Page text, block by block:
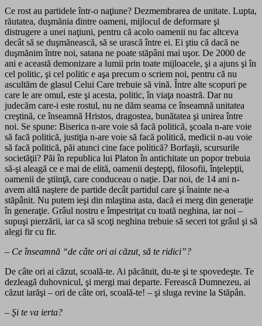
Ce rost au partidele într-o naţiune? Dezmembrarea de unitate. Lupta,
răutatea, duşmănia dintre oameni, mijlocul de deformare şi
distrugere a unei naţiuni, pentru că acolo oamenii nu fac altceva
decât să se duşmănească, să se urască între ei. Ei ştiu că dacă ne
duşmănim între noi, satana ne poate stăpâni mai uşor. De 2000 de
ani e această demonizare a lumii prin toate mijloacele, şi a ajuns şi în
cel politic, şi cel politic e aşa precum o scriem noi, pentru că nu
ascultăm de glasul Celui Care trebuie să vină. Între alte scopuri pe
care le are omul, este şi acesta, politic, în viaţa noastră. Dar nu
judecăm care-i este rostul, nu ne dăm seama ce înseamnă unitatea
creştină, ce înseamnă Hristos, dragostea, bunătatea şi unirea între
noi. Se spune: Biserica n-are voie să facă politică, şcoala n-are voie
să facă politică, justiţia n-are voie să facă politică, medicii n-au voie
să facă politică, păi atunci cine face politică? Borfaşii, scursurile
societăţii? Păi în republica lui Platon în antichitate un popor trebuia
să-şi aleagă ce e mai de elită, oamenii deştepţi, filosofii, înţelepţii,
oamenii de ştiinţă, care conduceau o naţie. Dar noi, de 14 ani n-
avem altă naştere de partide decât partidul care şi înainte ne-a
stăpânit. Nu putem ieşi din mlaştina asta, dacă ei merg din generaţie
în generaţie. Grâul nostru e împestriţat cu toată neghina, iar noi –
supuşi pierzării, iar ca să scoţi neghina trebuie să seceri tot grâul şi să
alegi fir cu fir.
– Ce înseamnă “de câte ori ai căzut, să te ridici”?
De câte ori ai căzut, scoală-te. Ai păcătuit, du-te şi te spovedeşte. Te
dezleagă duhovnicul, şi mergi mai departe. Ferească Dumnezeu, ai
căzut iarăşi – ori de câte ori, scoală-te! – şi sluga revine la Stăpân.
– Şi te va ierta?